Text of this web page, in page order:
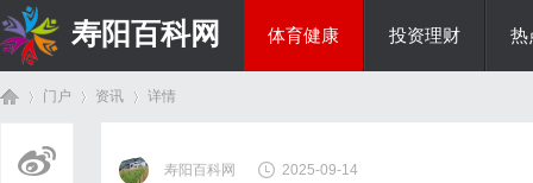
寿阳百科网 体育健康 投资理财 热
门户 资讯 详情
寿阳百科网 2025-09-14